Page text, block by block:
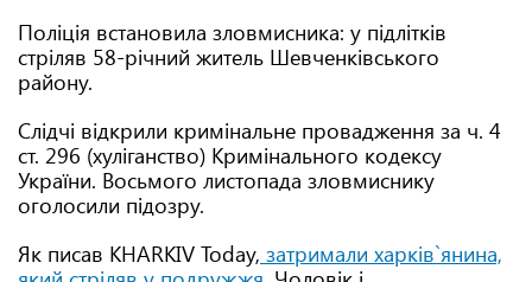
Поліція встановила зловмисника: у підлітків
стріляв 58-річний житель Шевченківського
району.
Слідчі відкрили кримінальне провадження за ч. 4
ст. 296 (хуліганство) Кримінального кодексу
України. Восьмого листопада зловмиснику
оголосили підозру.
Як писав KHARKIV Today, затримали харків`янина,